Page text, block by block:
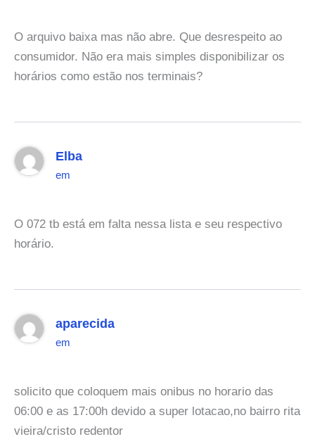
O arquivo baixa mas não abre. Que desrespeito ao
consumidor. Não era mais simples disponibilizar os
horários como estão nos terminais?
Elba
em
O 072 tb está em falta nessa lista e seu respectivo
horário.
aparecida
em
solicito que coloquem mais onibus no horario das
06:00 e as 17:00h devido a super lotacao,no bairro rita
vieira/cristo redentor